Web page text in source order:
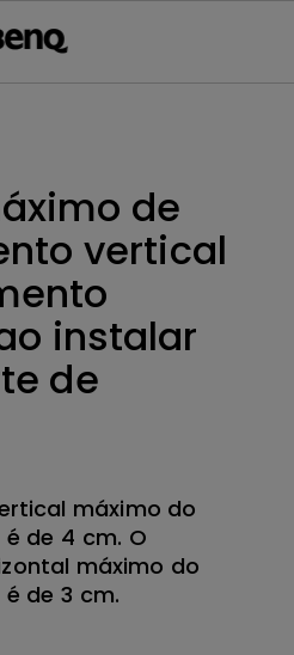
de
vertical
instalar
de
máximo do
de 4 cm. O
máximo do
de 3 cm.